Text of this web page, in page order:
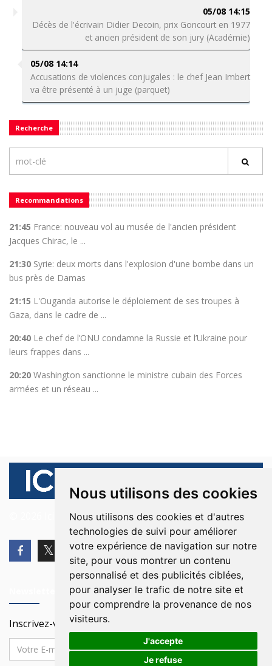
Nous utilisons des cookies
Nous utilisons des cookies et d'autres
technologies de suivi pour améliorer
votre expérience de navigation sur notre
site, pour vous montrer un contenu
personnalisé et des publicités ciblées,
pour analyser le trafic de notre site et
pour comprendre la provenance de nos
visiteurs.
J'accepte
Je refuse
05/08 14:15
Décès de l'écrivain Didier Decoin, prix Goncourt en 1977
et ancien président de son jury (Académie)
05/08 14:14
Accusations de violences conjugales : le chef Jean Imbert
va être présenté à un juge (parquet)
Recherche
Recommandations
21:45 France: nouveau vol au musée de l'ancien président
Jacques Chirac, le ...
21:30 Syrie: deux morts dans l'explosion d'une bombe dans un
bus près de Damas
21:15 L'Ouganda autorise le déploiement de ses troupes à
Gaza, dans le cadre de ...
20:40 Le chef de l’ONU condamne la Russie et l’Ukraine pour
leurs frappes dans ...
20:20 Washington sanctionne le ministre cubain des Forces
armées et un réseau ...
© 2026 Ici Beyrouth. Tous les droits sont réservés.
Inscrivez-vous à notre Newsletter